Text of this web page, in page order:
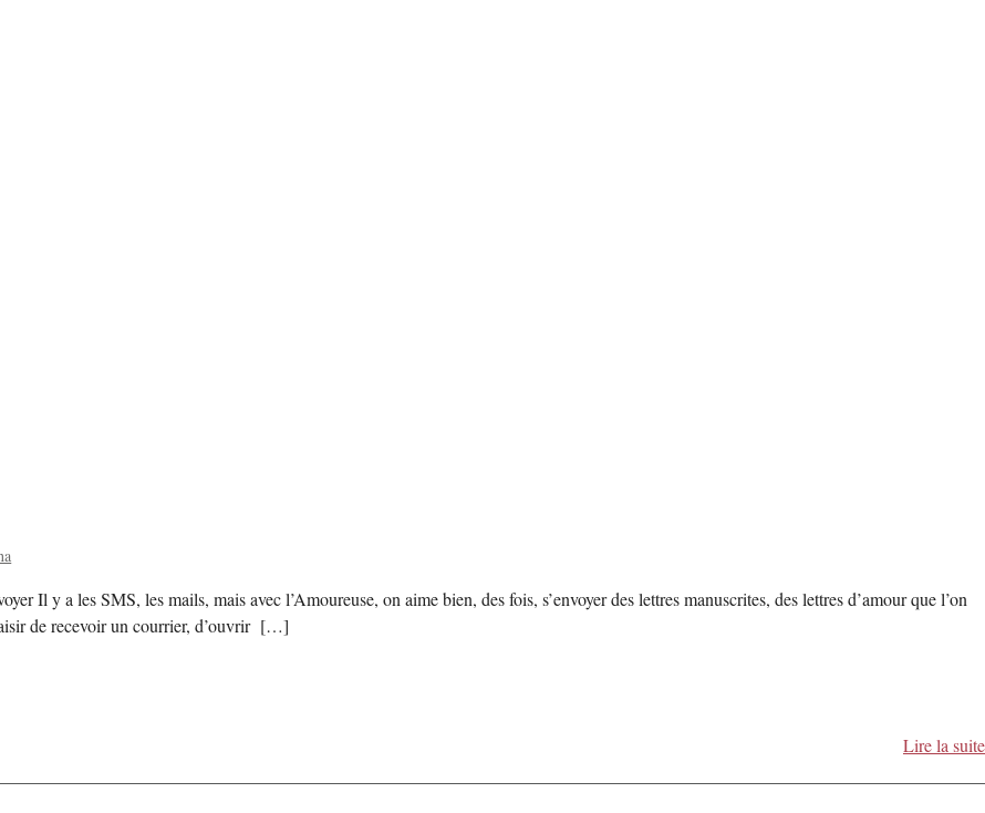
Il y a les SMS, les mails, mais avec l’Amoureuse, on aime bien, des fois, s’envoyer des lettres manuscrites, des lettres d’amour que l’on
de recevoir un courrier, d’ouvrir […]
Lire la suite